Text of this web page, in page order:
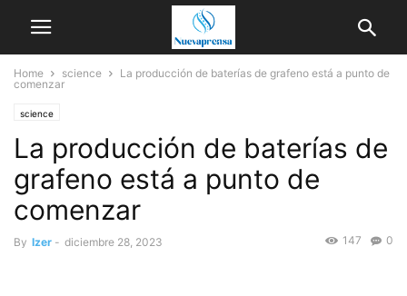
Home science
La producción de baterías de grafeno está a punto de
comenzar
science
La producción de baterías de
grafeno está a punto de
comenzar
By Izer - diciembre 28, 2023 0
147